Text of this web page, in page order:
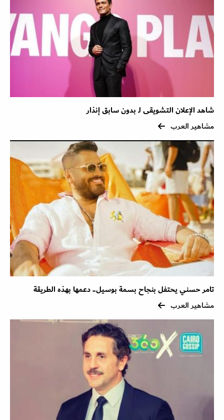
شاهد الإعلان التشويقى لـ بدون سابق إنذار
مشاهير العرب
تامر حسني يحتفل بنجاح بسمة بوسيل.. دعمها بهذه الطريقة
مشاهير العرب